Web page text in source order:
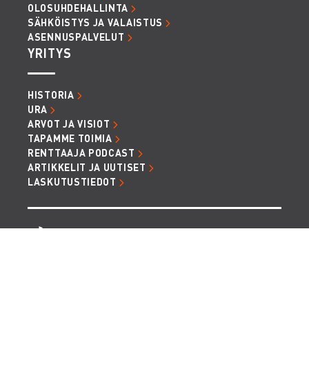
OLOSUHDEHALLINTA
SÄHKÖISTYS JA VALAISTUS
ASENNUSPALVELUT
YRITYS
HISTORIA
URA
ARVOT JA VISIOT
TAPAMME TOIMIA
RENTTAAJA PODCAST
ARTIKKELIT JA UUTISET
LASKUTUSTIEDOT